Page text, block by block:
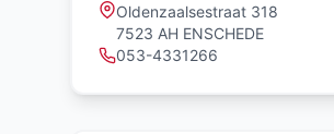
Oldenzaalsestraat 318
7523 AH ENSCHEDE
053-4331266